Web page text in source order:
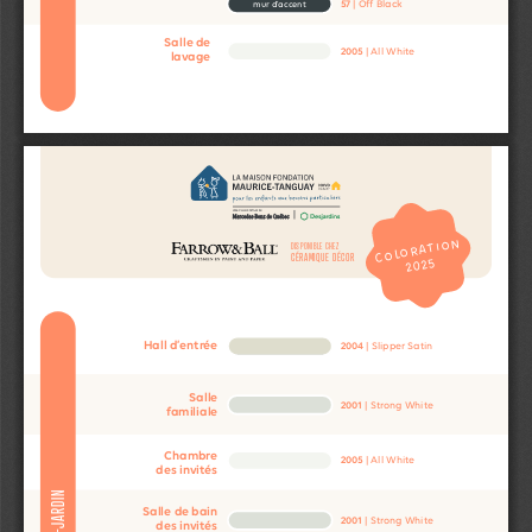
2005 | All White
Salle de
lavage
mur d’accent
DISPONIBLE CHEZ
CÉRAMIQUE DÉCOR COLORATION
2025
2001 | Strong White
2001 | Strong White
Salle
familiale
Chambre
des invités
2005 | All White
Salle de bain
des invités
Hall d’entrée 2004 | Slipper Satin